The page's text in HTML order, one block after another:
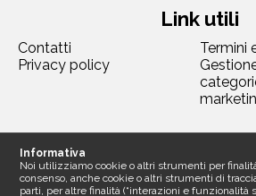
Link utili
Contatti
Termini
Privacy policy
Informativa
Noi utilizziamo cookie o altri strumenti per
consenso, anche cookie o altri strumenti di
parti, per altre finalità (“interazioni e funzionalità